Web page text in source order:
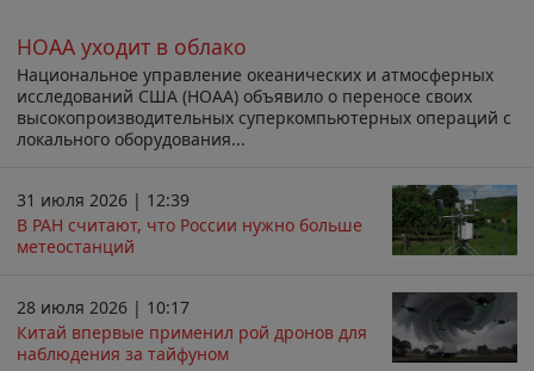
НОАА уходит в облако
Национальное управление океанических и атмосферных
исследований США (НОАА) объявило о переносе своих
высокопроизводительных суперкомпьютерных операций с
локального оборудования...
31 июля 2026 | 12:39
В РАН считают, что России нужно больше
метеостанций
28 июля 2026 | 10:17
Китай впервые применил рой дронов для
наблюдения за тайфуном